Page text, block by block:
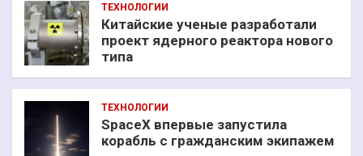
ТЕХНОЛОГИИ
Китайские ученые разработали
проект ядерного реактора нового
типа
ТЕХНОЛОГИИ
SpaceX впервые запустила
корабль с гражданским экипажем